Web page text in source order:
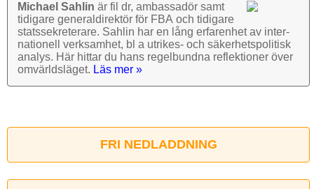
Michael Sahlin är fil dr, ambassadör samt
tidigare general­direktör för FBA och tidigare
stats­sekre­terare. Sahlin har en lång erfarenhet av inter­
nationell verk­samhet, bl a utrikes- och säkerhets­politisk
analys. Här hittar du hans regel­bundna reflek­tioner över
omvärlds­läget. Läs mer »
FRI NEDLADDNING